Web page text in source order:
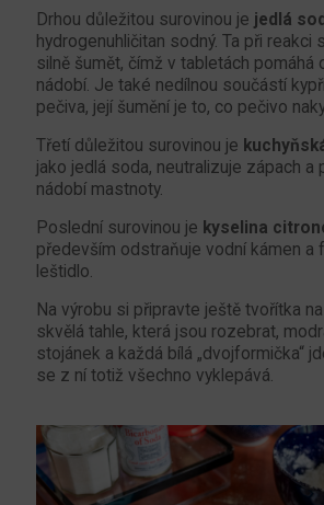
Drhou důležitou surovinou je jedlá
hydrogenuhličitan sodný. Ta při reakci
silně šumět, čímž v tabletách pomáhá
nádobí. Je také nedílnou součástí
pečiva, její šumění je to, co pečivo
Třetí důležitou surovinou je
jako jedlá soda, neutralizuje zápach a
nádobí mastnoty.
Poslední surovinou je kyselina
především odstraňuje vodní kámen a
leštidlo.
Na výrobu si připravte ještě tvořítka
skvělá tahle, která jsou rozebrat,
stojánek a každá bílá „dvojformička“
se z ní totiž všechno vyklepává.